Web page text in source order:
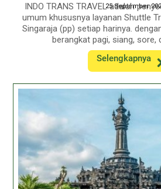
25 September
INDO TRANS TRAVEL adalah
umum khususnya layanan Shuttle
Singaraja (pp) setiap harinya.
berangkat pagi, siang, sore,
Selengkapnya